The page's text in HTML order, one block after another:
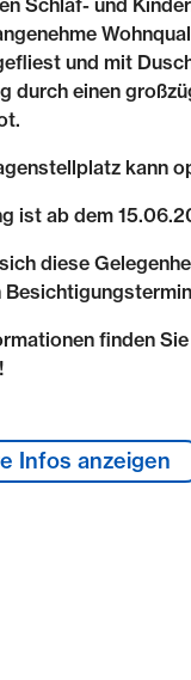
Schlaf- und
und mit
durch einen
kann
ist ab dem
diese
finden
Infos anzeigen